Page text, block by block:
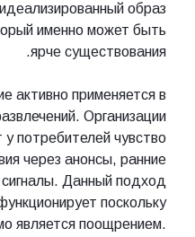
образ
именно может быть
ярче существования.
активно применяется в
Организации
потребителей чувство
через анонсы, ранние
Данный подход
поскольку
является поощрением.